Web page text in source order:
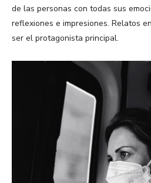
de las personas con todas sus
reflexiones e impresiones. Relatos
ser el protagonista principal.